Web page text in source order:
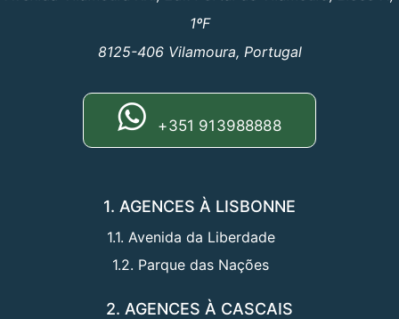
1ºF
8125-406 Vilamoura, Portugal
+351 913988888
1. AGENCES À LISBONNE
1.1. Avenida da Liberdade
1.2. Parque das Nações
2. AGENCES À CASCAIS